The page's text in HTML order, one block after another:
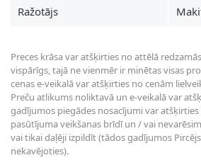
Ražotājs
Preces krāsa var atšķirties no attēlā
vispārīgs, tajā ne vienmēr ir minētas visas
cenas e-veikalā var atšķirties no cenām
Preču atlikums noliktavā un e-veikalā var
gadījumos piegādes nosacījumi var
pasūtījuma veikšanas brīdī un / vai
vai tikai daļēji izpildīt (tādos gadījumos
nekavējoties).